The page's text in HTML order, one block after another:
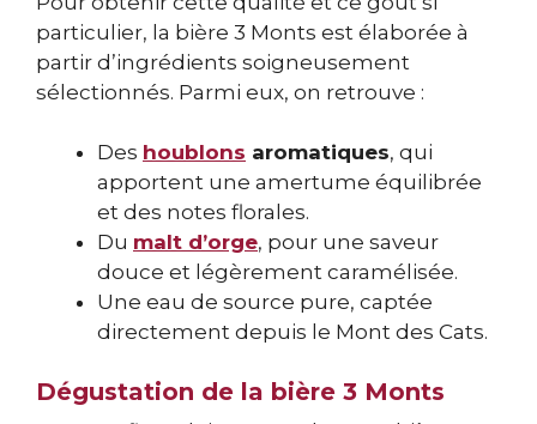
particulier, la bière 3 Monts est élaborée à
partir d’ingrédients soigneusement
sélectionnés. Parmi eux, on retrouve :
Des houblons aromatiques, qui
apportent une amertume équilibrée
et des notes florales.
Du malt d’orge, pour une saveur
douce et légèrement caramélisée.
Une eau de source pure, captée
directement depuis le Mont des Cats.
Dégustation de la bière 3 Monts